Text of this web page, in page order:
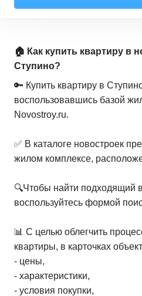
🏠 Как купить квартиру в
Ступино?
🔑 Купить квартиру в
воспользовавшись базой
Novostroy.ru.
✅ В каталоге новостроек
жилом комплексе,
🔍Чтобы найти подходящий
воспользуйтесь формой
📊 С целью облегчить
квартиры, в карточках
- цены,
- характеристики,
- условия покупки,